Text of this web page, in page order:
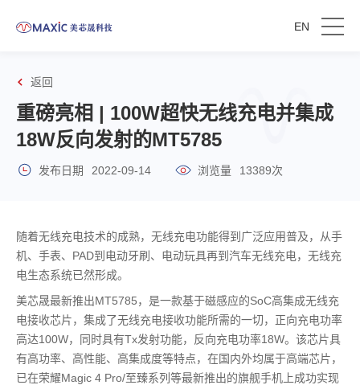
EN
返回
重磅亮相 | 100W超快无线充电并集成
18W反向发射的MT5785
发布日期 2022-09-14 浏览量 13389次
随着无线充电技术的成熟，无线充电功能得到广泛应用普及，从手
机、手表、PAD到电动牙刷、电动玩具再到汽车无线充电，无线充
电生态系统已然形成。
美芯晟最新推出MT5785，是一款基于磁感应的SoC高集成无线充
电接收芯片，集成了无线充电接收功能所需的一切，正向充电功率
高达100W，同时具有Tx发射功能，反向充电功率18W。该芯片具
有高功率、高性能、高集成度等特点，在国内外均属于高端芯片，
已在荣耀Magic 4 Pro/至臻系列等最新推出的旗舰手机上成功实现